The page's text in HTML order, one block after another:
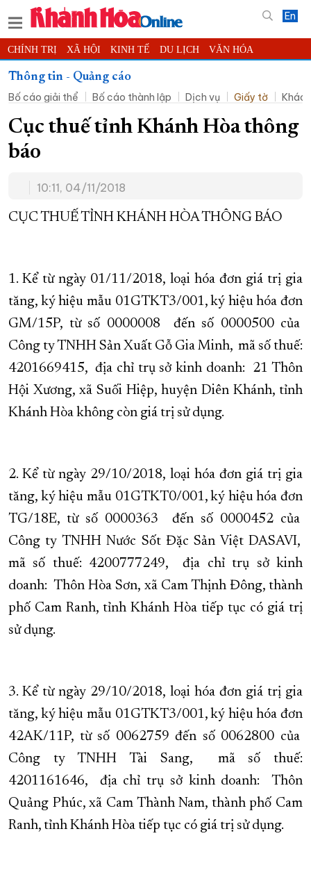
En
CHÍNH TRỊ XÃ HỘI KINH TẾ DU LỊCH VĂN HÓA
THỂ THAO ĐỜI SỐNG TIN ĐỊA PHƯƠNG
KHOA HỌC - CÔNG NGHỆ PHÁP LUẬT BẠN ĐỌC PHÓNG SỰ
THẾ GIỚI MULTIMEDIA VIDEO ĐỌC BÁO ONLINE
PODCAST
TRƯỜNG SA BIỂN ĐẢO QUÊ HƯƠNG
CHUNG TAY CẢI CÁCH HÀNH CHÍNH
KỶ NIỆM 370 NĂM XÂY DỰNG VÀ PHÁT TRIỂN TỈNH KHÁNH HÒA
KHOẢNH KHẮC ĐẸP XỨ TRẦM
XÂY DỰNG KHÁNH HÒA TRỞ THÀNH THÀNH PHỐ TRỰC THUỘC
Thông tin - Quảng cáo
Bố cáo giải thể
Bố cáo thành lập Dịch vụ Giấy tờ Khác
Cục thuế tỉnh Khánh Hòa thông
báo
10:11, 04/11/2018
CỤC THUẾ TỈNH KHÁNH HÒA THÔNG BÁO
1. Kể từ ngày 01/11/2018, loại hóa đơn giá trị gia
tăng, ký hiệu mẫu 01GTKT3/001, ký hiệu hóa đơn
GM/15P, từ số 0000008 đến số 0000500 của
Công ty TNHH Sản Xuất Gỗ Gia Minh, mã số thuế:
4201669415, địa chỉ trụ sở kinh doanh: 21 Thôn
Hội Xương, xã Suối Hiệp, huyện Diên Khánh, tỉnh
Khánh Hòa không còn giá trị sử dụng.
2. Kể từ ngày 29/10/2018, loại hóa đơn giá trị gia
tăng, ký hiệu mẫu 01GTKT0/001, ký hiệu hóa đơn
TG/18E, từ số 0000363 đến số 0000452 của
Công ty TNHH Nước Sốt Đặc Sản Việt DASAVI,
mã số thuế: 4200777249, địa chỉ trụ sở kinh
doanh: Thôn Hòa Sơn, xã Cam Thịnh Đông, thành
phố Cam Ranh, tỉnh Khánh Hòa tiếp tục có giá trị
sử dụng.
3. Kể từ ngày 29/10/2018, loại hóa đơn giá trị gia
tăng, ký hiệu mẫu 01GTKT3/001, ký hiệu hóa đơn
42AK/11P, từ số 0062759 đến số 0062800 của
Công ty TNHH Tài Sang, mã số thuế:
4201161646, địa chỉ trụ sở kinh doanh: Thôn
Quảng Phúc, xã Cam Thành Nam, thành phố Cam
Ranh, tỉnh Khánh Hòa tiếp tục có giá trị sử dụng.